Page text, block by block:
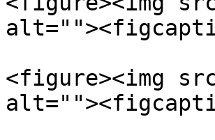
<figure><img